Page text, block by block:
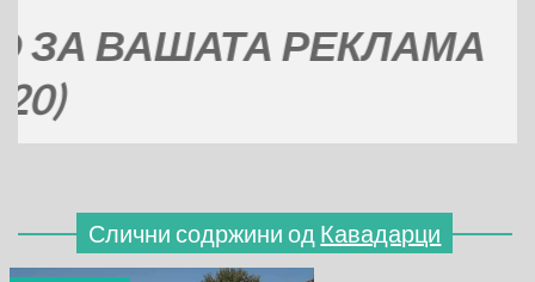
РЕКЛАМА
Слични содржини од Кавадарци